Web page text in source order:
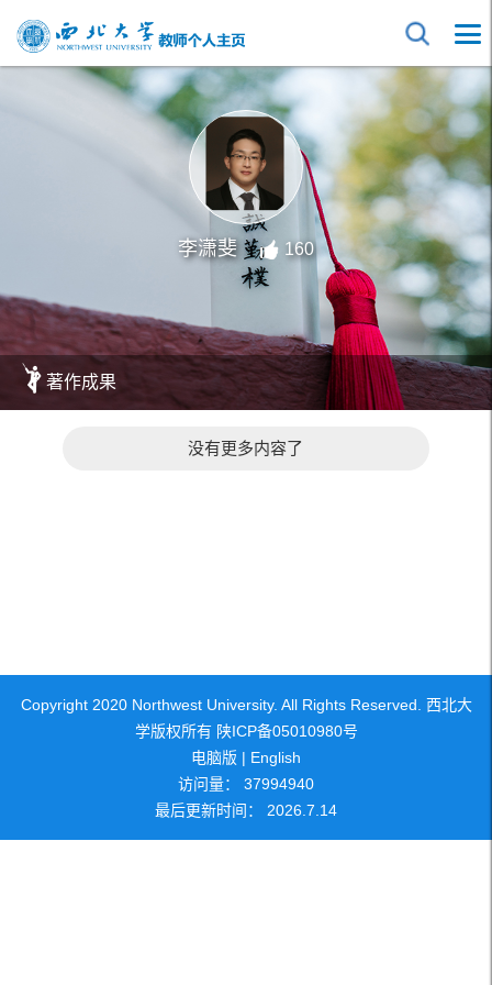
李潇斐 160
著作成果
没有更多内容了
Copyright 2020 Northwest University. All Rights Reserved. 西北大
学版权所有 陕ICP备05010980号
电脑版 | English
访问量： 37994940
最后更新时间： 2026 7 14